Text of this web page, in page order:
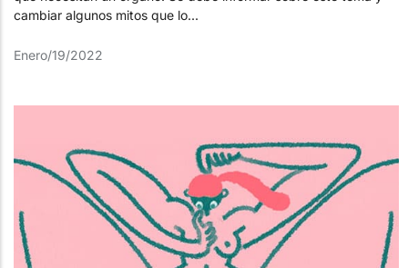
cambiar algunos mitos que lo...
Enero/19/2022